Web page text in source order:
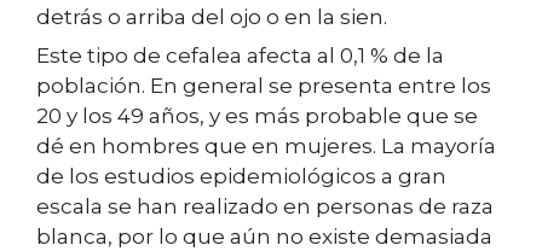
detrás o arriba del ojo o en la sien.
Este tipo de cefalea afecta al 0,1 % de la
población. En general se presenta entre los
20 y los 49 años, y es más probable que se
dé en hombres que en mujeres. La mayoría
de los estudios epidemiológicos a gran
escala se han realizado en personas de raza
blanca, por lo que aún no existe demasiada